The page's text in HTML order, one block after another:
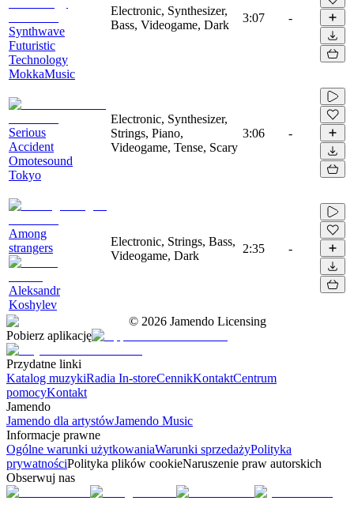
Synthwave
Futuristic
Technology
MokkaMusic
Electronic, Synthesizer,
Bass, Videogame, Dark
3:07 -
Serious
Accident
Omotesound
Tokyo
Electronic, Synthesizer,
Strings, Piano,
Videogame, Tense, Scary
3:06 -
Among
strangers
Aleksandr
Koshylev
Electronic, Strings, Bass,
Videogame, Dark
2:35 -
© 2026 Jamendo Licensing
Pobierz aplikację
Przydatne linki
Katalog muzykiRadia In-storeCennikKontaktCentrum
pomocyKontakt
Jamendo
Jamendo dla artystówJamendo Music
Informacje prawne
Ogólne warunki użytkowaniaWarunki sprzedażyPolityka
prywatnościPolityka plików cookieNaruszenie praw autorskich
Obserwuj nas